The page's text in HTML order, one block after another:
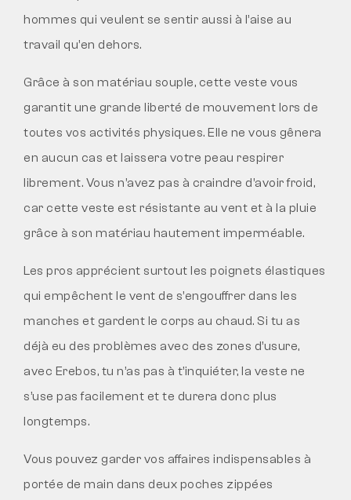
hommes qui veulent se sentir aussi à l’aise au
travail qu’en dehors.
Grâce à son matériau souple, cette veste vous
garantit une grande liberté de mouvement lors de
toutes vos activités physiques. Elle ne vous gênera
en aucun cas et laissera votre peau respirer
librement. Vous n’avez pas à craindre d’avoir froid,
car cette veste est résistante au vent et à la pluie
grâce à son matériau hautement imperméable.
Les pros apprécient surtout les poignets élastiques
qui empêchent le vent de s’engouffrer dans les
manches et gardent le corps au chaud. Si tu as
déjà eu des problèmes avec des zones d’usure,
avec Erebos, tu n’as pas à t’inquiéter, la veste ne
s’use pas facilement et te durera donc plus
longtemps.
Vous pouvez garder vos affaires indispensables à
portée de main dans deux poches zippées